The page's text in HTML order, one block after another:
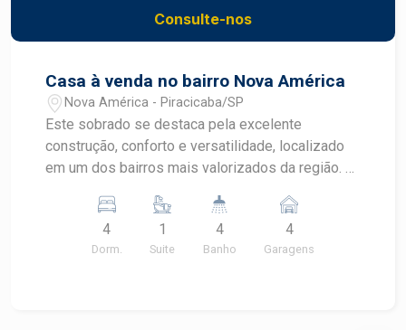
Consulte-nos
Casa à venda no bairro Nova América
Nova América - Piracicaba/SP
Este sobrado se destaca pela excelente
construção, conforto e versatilidade, localizado
em um dos bairros mais valorizados da região. O
de área construída, com ambientes amplos e
bem planejados. Características do imóvel Área
íntima Conta com 04 dormitórios, sendo 01 suíte
4
Dorm.
1
Suite
4
Banho
4
Garagens